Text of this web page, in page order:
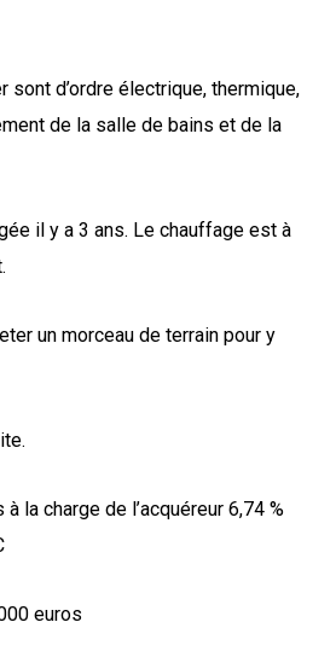
sont d’ordre électrique, thermique,
de la salle de bains et de la
il y a 3 ans. Le chauffage est à
un morceau de terrain pour y
à la charge de l’acquéreur 6,74 %
euros